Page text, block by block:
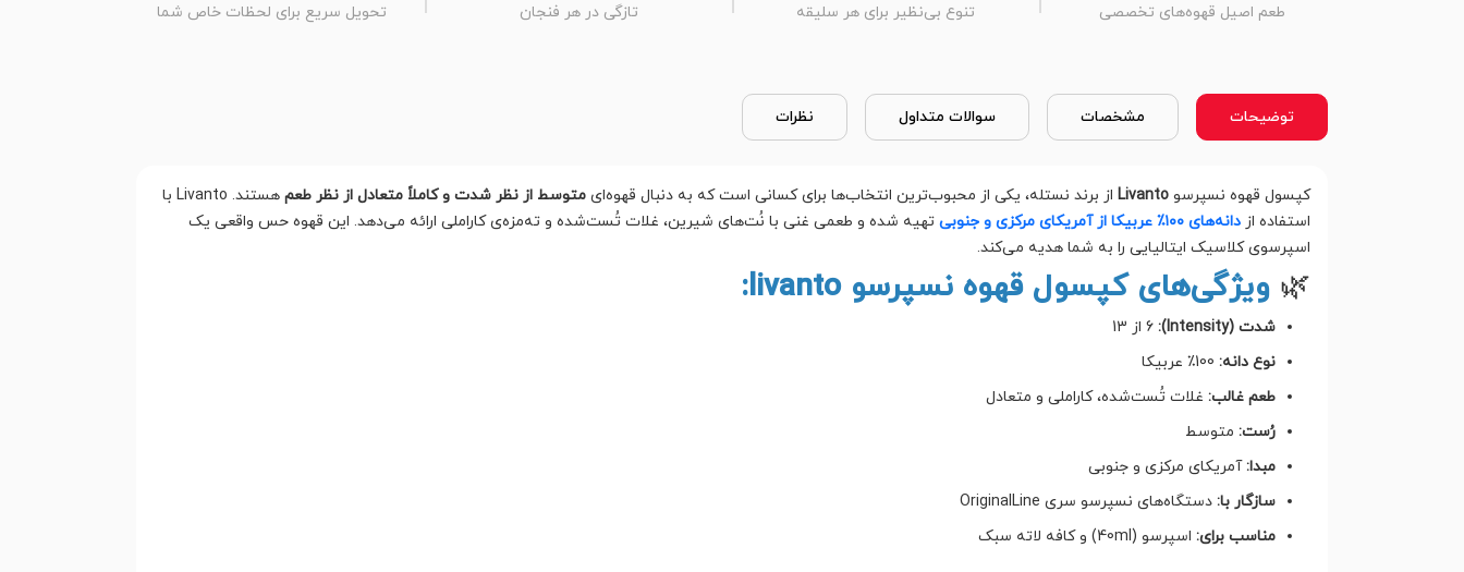
طعم اصیل قهوه‌های تخصصی تنوع بی‌نظیر برای هر سلیقه تازگی در هر فنجان تحویل سریع برای لحظات خاص شما
توضیحات مشخصات سوالات متداول نظرات
کپسول قهوه نسپرسو Livantoاز برند نستله، یکی از محبوب‌ترین انتخاب‌ها برای کسانی است که به دنبال قهوه‌ای متوسط از نظر شدت و کاملاً متعادل از نظر طعم
هستند. Livanto با
استفاده از دانه‌های ۱۰۰٪ عربیکا از آمریکای مرکزی و جنوبی
تهیه شده و طعمی غنی با نُت‌های شیرین، غلات تُست‌شده و ته‌مزه‌ی کاراملی ارائه می‌دهد. این قهوه حس واقعی یک
اسپرسوی کلاسیک ایتالیایی را به شما هدیه می‌کند.
🌿 ویژگی‌های کپسول قهوه نسپرسو livanto:
شدت (Intensity):
نوع دانه:
طعم غالب: غلات تُست‌شده، کاراملی و متعادل
رُست: متوسط
مبدا: آمریکای مرکزی و جنوبی
سازگار با: دستگاه‌های نسپرسو سری OriginalLine
مناسب برای: اسپرسو (40ml) و کافه لاته سبک